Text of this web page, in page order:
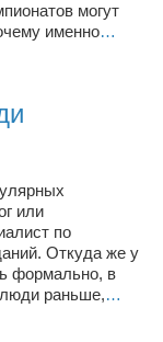
могут
именно…
или
по
Откуда же у
формально, в
раньше,…